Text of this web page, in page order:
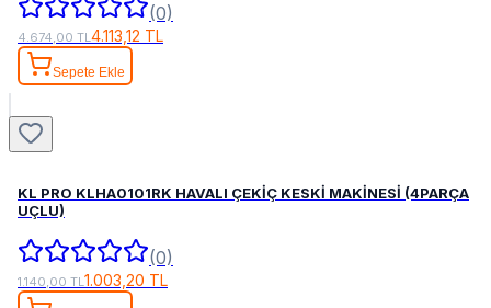
(0)
4.674,00 TL4.113,12 TL
Sepete Ekle
KL PRO KLHA0101RK HAVALI ÇEKİÇ KESKİ MAKİNESİ (4PARÇA
UÇLU)
(0)
1.140,00 TL1.003,20 TL